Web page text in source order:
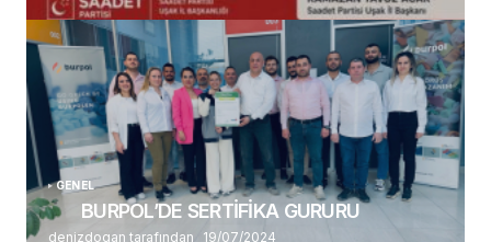
Alaattin Karahan tarafından 14/07/2026
GENEL
BURPOL’DE SERTİFİKA GURURU
denizdogan tarafından 19/07/2024